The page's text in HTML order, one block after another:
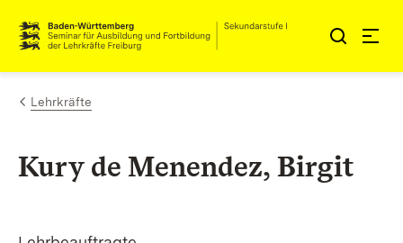
Zum Inhalt springen
Link zur Startseite
Lehrkräfte
Kury de Menendez, Birgit